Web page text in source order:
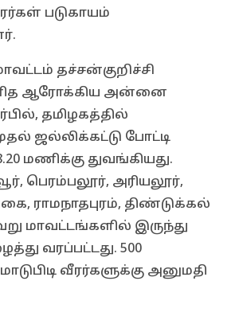
படுகாயம்
தச்சன்குறிச்சி
ஆரோக்கிய அன்னை
தமிழகத்தில்
ஜல்லிக்கட்டு போட்டி
மணிக்கு துவங்கியது.
பெரம்பலூர், அரியலூர்,
ராமநாதபுரம், திண்டுக்கல்
மாவட்டங்களில் இருந்து
வரப்பட்டது. 500
வீரர்களுக்கு அனுமதி